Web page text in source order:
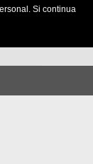
Si continua